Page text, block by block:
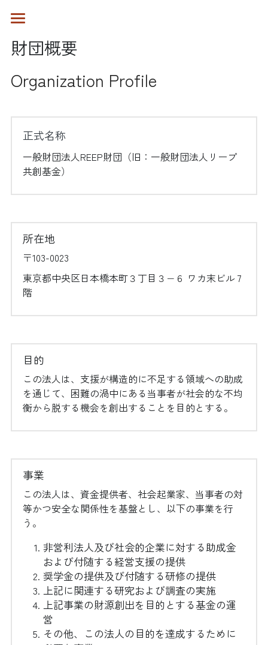
サイトトップページ
主な職員とパートナー
沿革
提供する仕組み
基金という仕組み
増えた資金を使う
次のアイデアにつながる
基金の領域
こどもと母子の早期支援
被災者の再起支援
早期介入×ICT↗
奨学金プログラム↗
メディア掲載
主な掲載記事
年次報告
人材の募集
ブログ
REEP voice(メールニュース)に登録する
検索
財団概要
Organization Profile
正式名称
一般財団法人REEP財団（旧：一般財団法人リープ
共創基金）
所在地
〒103-0023
東京都中央区日本橋本町３丁目３−６ ワカ末ビル 7
階
目的
この法人は、支援が構造的に不足する領域への助成
を通じて、困難の渦中にある当事者が社会的な不均
衡から脱する機会を創出することを目的とする。
事業
この法人は、資金提供者、社会起業家、当事者の対
等かつ安全な関係性を基盤とし、以下の事業を行
う。
非営利法人及び社会的企業に対する助成金
および付随する経営支援の提供
奨学金の提供及び付随する研修の提供
上記に関連する研究および調査の実施
上記事業の財源創出を目的とする基金の運
営
その他、この法人の目的を達成するために